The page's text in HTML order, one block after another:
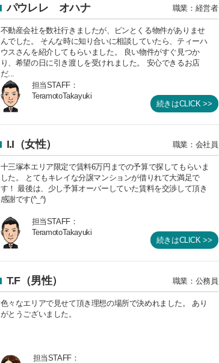
パウレレ オハナ 職業：経営者
不動産会社を数社行きましたが、ピンとくる物件がありませ
んでした。 そんな時に知り合いに相談していたら、ティーハ
ウスさんを紹介してもらいました。 良い物件がすぐ見つか
り、希望の日に引き渡しを受けれました。 安心できるお店
だ...
担当STAFF：
TeramotoTakayuki
続きはCLICK >>
I.I（女性） 職業：会社員
十三塚本エリア限定で賃料6万円までの予算で探してもらいま
した。 とてもキレイな分譲マンションが借りれて大満足で
す！ 最後は、少し予算オーバーしていた賃料を交渉して頂き
感謝です(^_^)
担当STAFF：
TeramotoTakayuki
続きはCLICK >>
T.F（男性） 職業：公務員
色々なエリアで見せて頂き理想の場所で決めれました。 あり
がとうございました。
担当STAFF：